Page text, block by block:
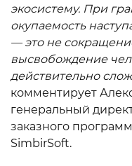
экосистему. При
окупаемость
— это не
высвобождение
действительно
комментирует
генеральный
заказного
SimbirSoft.